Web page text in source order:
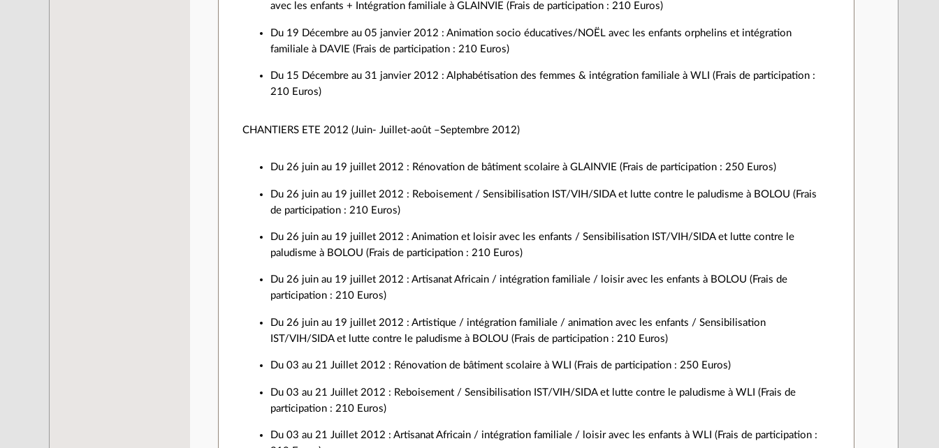
avec les enfants + Intégration familiale à GLAINVIE (Frais de participation : 210 Euros)
Du 19 Décembre au 05 janvier 2012 : Animation socio éducatives/NOËL avec les enfants orphelins et intégration
familiale à DAVIE (Frais de participation : 210 Euros)
Du 15 Décembre au 31 janvier 2012 : Alphabétisation des femmes & intégration familiale à WLI (Frais de participation :
210 Euros)
CHANTIERS ETE 2012 (Juin- Juillet-août –Septembre 2012)
Du 26 juin au 19 juillet 2012 : Rénovation de bâtiment scolaire à GLAINVIE (Frais de participation : 250 Euros)
Du 26 juin au 19 juillet 2012 : Reboisement / Sensibilisation IST/VIH/SIDA et lutte contre le paludisme à BOLOU (Frais
de participation : 210 Euros)
Du 26 juin au 19 juillet 2012 : Animation et loisir avec les enfants / Sensibilisation IST/VIH/SIDA et lutte contre le
paludisme à BOLOU (Frais de participation : 210 Euros)
Du 26 juin au 19 juillet 2012 : Artisanat Africain / intégration familiale / loisir avec les enfants à BOLOU (Frais de
participation : 210 Euros)
Du 26 juin au 19 juillet 2012 : Artistique / intégration familiale / animation avec les enfants / Sensibilisation
IST/VIH/SIDA et lutte contre le paludisme à BOLOU (Frais de participation : 210 Euros)
Du 03 au 21 Juillet 2012 : Rénovation de bâtiment scolaire à WLI (Frais de participation : 250 Euros)
Du 03 au 21 Juillet 2012 : Reboisement / Sensibilisation IST/VIH/SIDA et lutte contre le paludisme à WLI (Frais de
participation : 210 Euros)
Du 03 au 21 Juillet 2012 : Artisanat Africain / intégration familiale / loisir avec les enfants à WLI (Frais de participation :